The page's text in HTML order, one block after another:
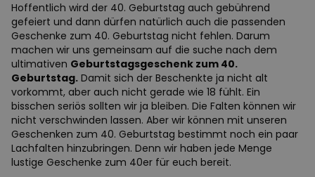
Hoffentlich wird der 40. Geburtstag auch gebührend
gefeiert und dann dürfen natürlich auch die passenden
Geschenke zum 40. Geburtstag nicht fehlen. Darum
machen wir uns gemeinsam auf die suche nach dem
ultimativen Geburtstagsgeschenk zum 40.
Geburtstag. Damit sich der Beschenkte ja nicht alt
vorkommt, aber auch nicht gerade wie 18 fühlt. Ein
bisschen seriös sollten wir ja bleiben. Die Falten können wir
nicht verschwinden lassen. Aber wir können mit unseren
Geschenken zum 40. Geburtstag bestimmt noch ein paar
Lachfalten hinzubringen. Denn wir haben jede Menge
lustige Geschenke zum 40er für euch bereit.